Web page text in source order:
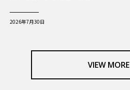
2026年7月30日
VIEW MORE